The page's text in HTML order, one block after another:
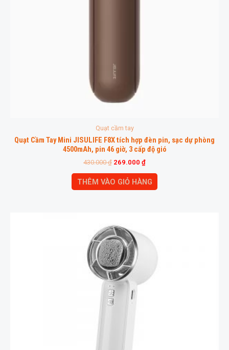
Quạt cầm tay
Quạt Cầm Tay Mini JISULIFE F8X tích hợp đèn pin, sạc dự phòng
4500mAh, pin 46 giờ, 3 cấp độ gió
430.000₫ 269.000 ₫
THÊM VÀO GIỎ HÀNG